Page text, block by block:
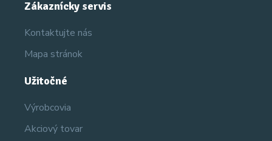
Zákaznícky servis
Kontaktujte nás
Mapa stránok
Užitočné
Výrobcovia
Akciový tovar